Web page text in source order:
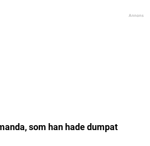
som han hade dumpat